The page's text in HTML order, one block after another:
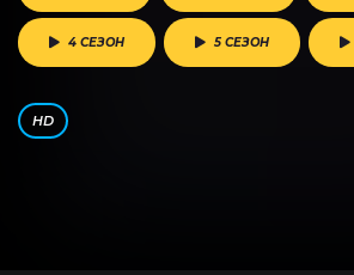
HD
4 СЕЗОН 5 СЕЗОН